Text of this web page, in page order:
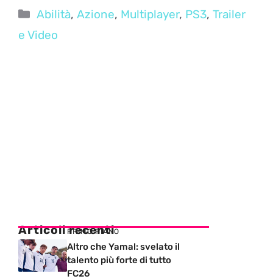
Categorie
Abilità,Azione, Multiplayer, PS3,Trailer
e Video
Articoli recenti
PRIMO PIANO
Altro che Yamal: svelato il
talento più forte di tutto
FC26